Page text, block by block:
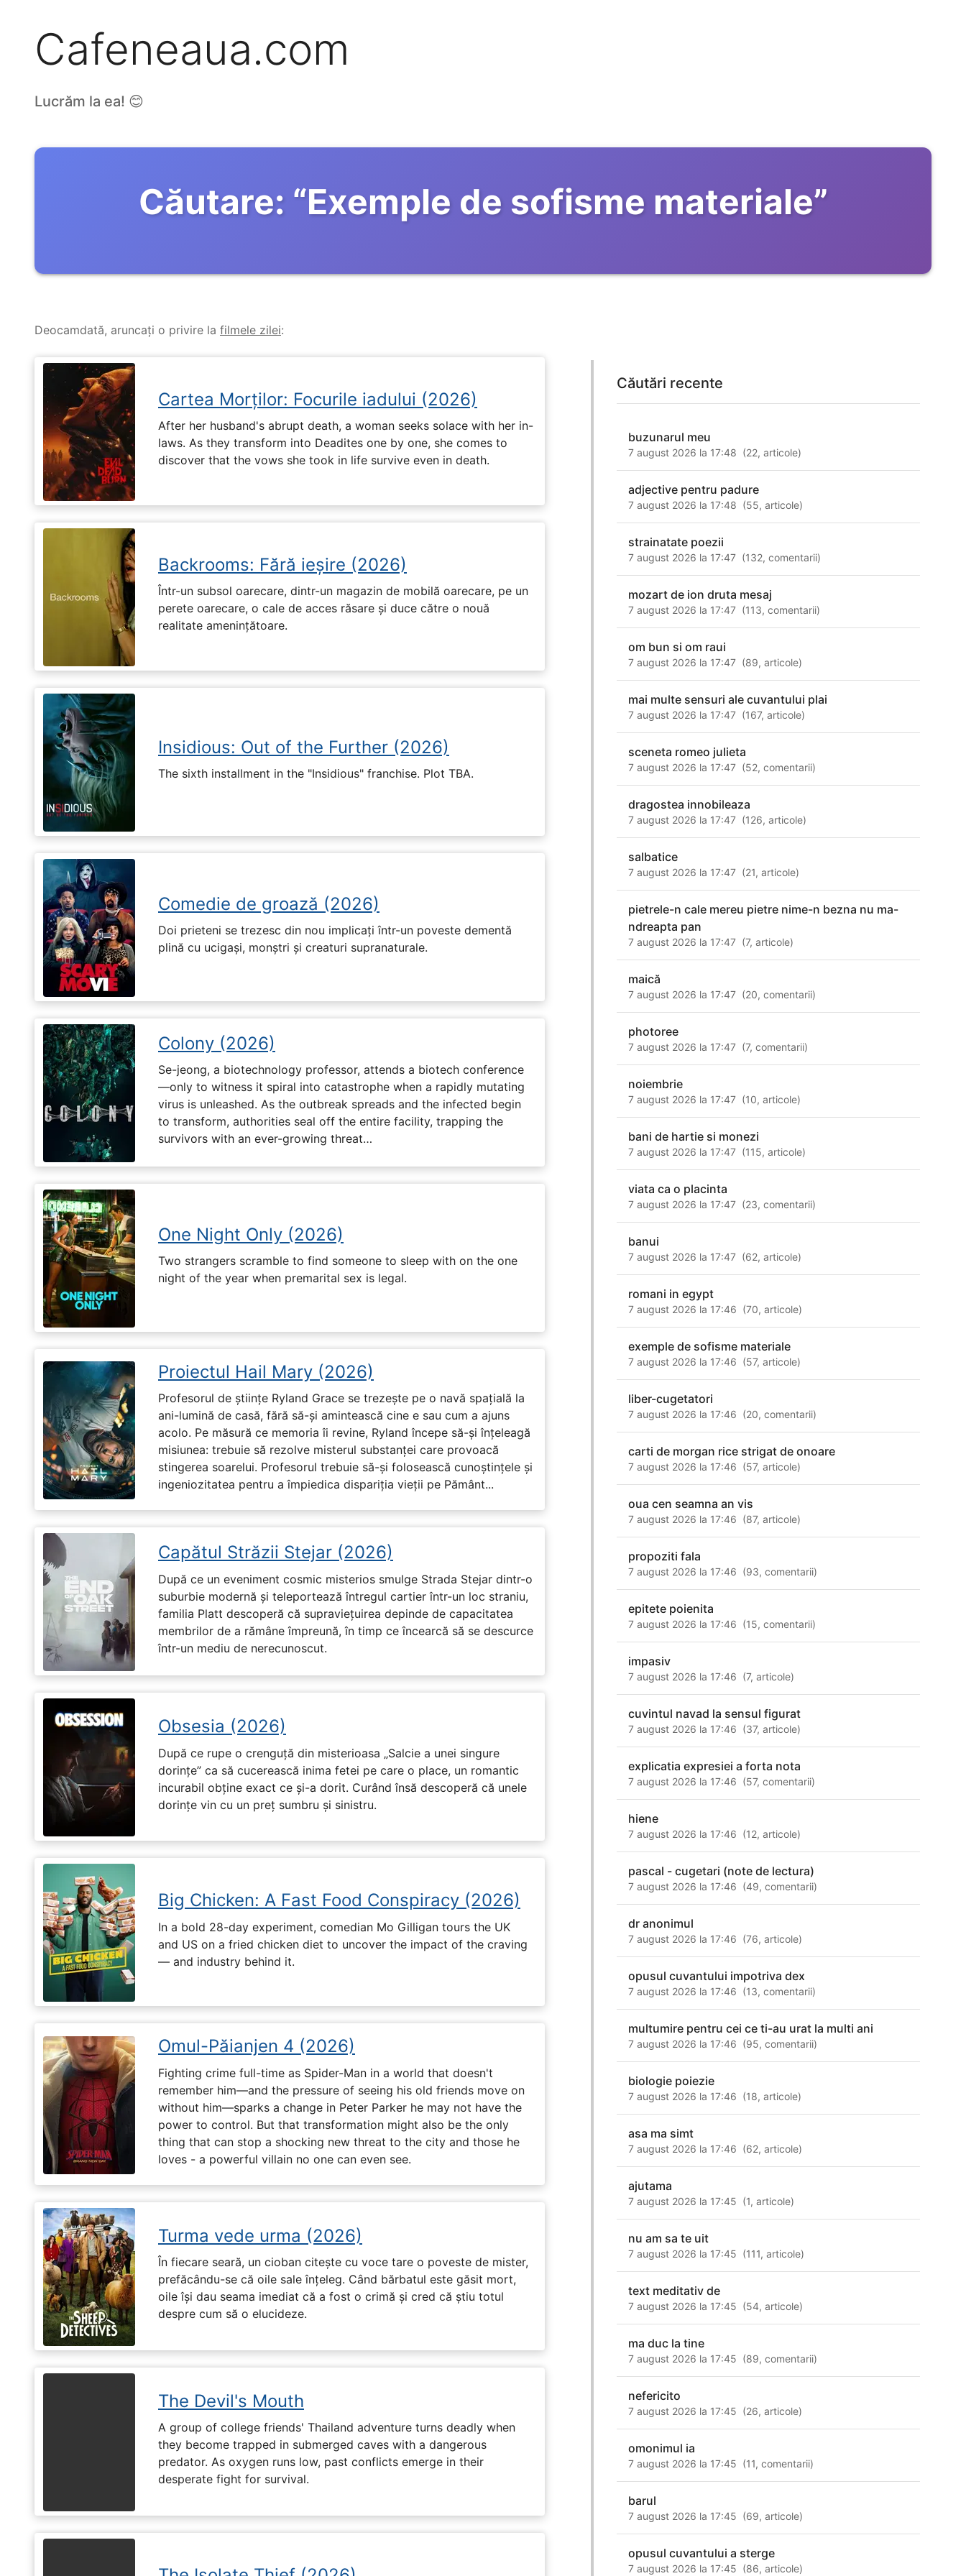
Cafeneaua.com
Lucrăm la ea! 😊
Căutare: “Exemple de sofisme materiale”
Deocamdată, aruncați o privire la filmele zilei:
Cartea Morților: Focurile iadului (2026)
After her husband's abrupt death, a woman seeks solace with her in-
laws. As they transform into Deadites one by one, she comes to
discover that the vows she took in life survive even in death.
Backrooms: Fără ieșire (2026)
Într-un subsol oarecare, dintr-un magazin de mobilă oarecare, pe un
perete oarecare, o cale de acces răsare și duce către o nouă
realitate amenințătoare.
Insidious: Out of the Further (2026)
The sixth installment in the "Insidious" franchise. Plot TBA.
Comedie de groază (2026)
Doi prieteni se trezesc din nou implicați într-un poveste dementă
plină cu ucigași, monștri și creaturi supranaturale.
Colony (2026)
Se-jeong, a biotechnology professor, attends a biotech conference
—only to witness it spiral into catastrophe when a rapidly mutating
virus is unleashed. As the outbreak spreads and the infected begin
to transform, authorities seal off the entire facility, trapping the
survivors with an ever-growing threat…
One Night Only (2026)
Two strangers scramble to find someone to sleep with on the one
night of the year when premarital sex is legal.
Proiectul Hail Mary (2026)
Profesorul de științe Ryland Grace se trezește pe o navă spațială la
ani-lumină de casă, fără să-și amintească cine e sau cum a ajuns
acolo. Pe măsură ce memoria îi revine, Ryland începe să-și înțeleagă
misiunea: trebuie să rezolve misterul substanței care provoacă
stingerea soarelui. Profesorul trebuie să-și folosească cunoștințele și
ingeniozitatea pentru a împiedica dispariția vieții pe Pământ...
Capătul Străzii Stejar (2026)
După ce un eveniment cosmic misterios smulge Strada Stejar dintr-o
suburbie modernă și teleportează întregul cartier într-un loc straniu,
familia Platt descoperă că supraviețuirea depinde de capacitatea
membrilor de a rămâne împreună, în timp ce încearcă să se descurce
într-un mediu de nerecunoscut.
Obsesia (2026)
După ce rupe o crenguță din misterioasa „Salcie a unei singure
dorințe” ca să cucerească inima fetei pe care o place, un romantic
incurabil obține exact ce și-a dorit. Curând însă descoperă că unele
dorințe vin cu un preț sumbru și sinistru.
Big Chicken: A Fast Food Conspiracy (2026)
In a bold 28-day experiment, comedian Mo Gilligan tours the UK
and US on a fried chicken diet to uncover the impact of the craving
— and industry behind it.
Omul-Păianjen 4 (2026)
Fighting crime full-time as Spider-Man in a world that doesn't
remember him—and the pressure of seeing his old friends move on
without him—sparks a change in Peter Parker he may not have the
power to control. But that transformation might also be the only
thing that can stop a shocking new threat to the city and those he
loves - a powerful villain no one can even see.
Turma vede urma (2026)
În fiecare seară, un cioban citește cu voce tare o poveste de mister,
prefăcându-se că oile sale înțeleg. Când bărbatul este găsit mort,
oile își dau seama imediat că a fost o crimă și cred că știu totul
despre cum să o elucideze.
The Devil's Mouth
A group of college friends' Thailand adventure turns deadly when
they become trapped in submerged caves with a dangerous
predator. As oxygen runs low, past conflicts emerge in their
desperate fight for survival.
Căutări recente
buzunarul meu
7 august 2026 la 17:48 (22,articole)
adjective pentru padure
7 august 2026 la 17:48 (55,articole)
strainatate poezii
7 august 2026 la 17:47 (132,comentarii)
mozart de ion druta mesaj
7 august 2026 la 17:47 (113,comentarii)
om bun si om raui
7 august 2026 la 17:47 (89,articole)
mai multe sensuri ale cuvantului plai
7 august 2026 la 17:47 (167,articole)
sceneta romeo julieta
7 august 2026 la 17:47 (52,comentarii)
dragostea innobileaza
7 august 2026 la 17:47 (126,articole)
salbatice
7 august 2026 la 17:47 (21,articole)
pietrele-n cale mereu pietre nime-n bezna nu ma-
ndreapta pan
7 august 2026 la 17:47 (7,articole)
maică
7 august 2026 la 17:47 (20,comentarii)
photoree
7 august 2026 la 17:47 (7,comentarii)
noiembrie
7 august 2026 la 17:47 (10,articole)
bani de hartie si monezi
7 august 2026 la 17:47 (115,articole)
viata ca o placinta
7 august 2026 la 17:47 (23,comentarii)
banui
7 august 2026 la 17:47 (62,articole)
romani in egypt
7 august 2026 la 17:46 (70,articole)
exemple de sofisme materiale
7 august 2026 la 17:46 (57,articole)
liber-cugetatori
7 august 2026 la 17:46 (20,comentarii)
carti de morgan rice strigat de onoare
7 august 2026 la 17:46 (57,articole)
oua cen seamna an vis
7 august 2026 la 17:46 (87,articole)
propoziti fala
7 august 2026 la 17:46 (93,comentarii)
epitete poienita
7 august 2026 la 17:46 (15,comentarii)
impasiv
7 august 2026 la 17:46 (7,articole)
cuvintul navad la sensul figurat
7 august 2026 la 17:46 (37,articole)
explicatia expresiei a forta nota
7 august 2026 la 17:46 (57,comentarii)
hiene
7 august 2026 la 17:46 (12,articole)
pascal - cugetari (note de lectura)
7 august 2026 la 17:46 (49,comentarii)
dr anonimul
7 august 2026 la 17:46 (76,articole)
opusul cuvantului impotriva dex
7 august 2026 la 17:46 (13,comentarii)
multumire pentru cei ce ti-au urat la multi ani
7 august 2026 la 17:46 (95,comentarii)
biologie poiezie
7 august 2026 la 17:46 (18,articole)
asa ma simt
7 august 2026 la 17:46 (62,articole)
ajutama
7 august 2026 la 17:45 (1,articole)
nu am sa te uit
7 august 2026 la 17:45 (111,articole)
text meditativ de
7 august 2026 la 17:45 (54,articole)
ma duc la tine
7 august 2026 la 17:45 (89,comentarii)
nefericito
7 august 2026 la 17:45 (26,articole)
omonimul ia
7 august 2026 la 17:45 (11,comentarii)
barul
7 august 2026 la 17:45 (69,articole)
opusul cuvantului a sterge
7 august 2026 la 17:45 (86,articole)